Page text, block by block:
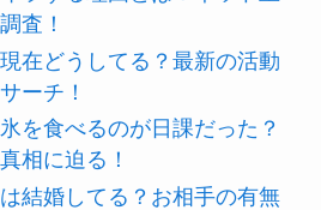
査！
在どうしてる？最新の活動
ーチ！
を食べるのが日課だった？
相に迫る！
結婚してる？お相手の有無